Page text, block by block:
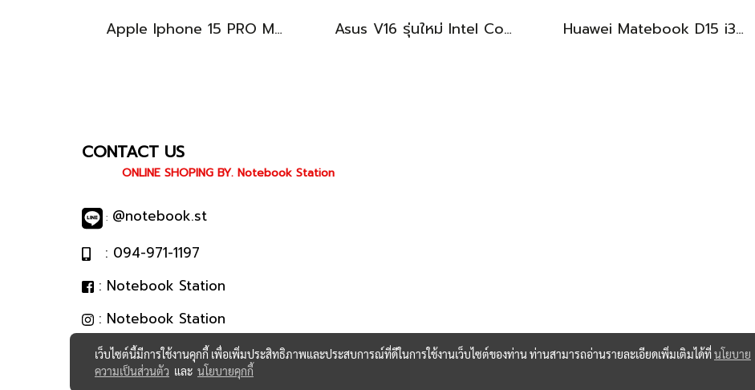
Apple Iphone 15 PRO MAX NATURAL TITANIUM 256GB สุขภาพแบต 87% อุปกรณ์ครบกล่อง ขายเพียง 11,990.- Asus V16 รุ่นใหม่ Intel Core5-210H RTX-4050(6GB) Ram16 512GB M.2 จอ16นิ้ว WUXGA 144Hz จอสวย สเปคสูง ดีไซน์ตัวเครื่องเรียบสวยดูทันสมัย พร้แมประกันศูนย์ยาวๆถึงปี2028 ขายในราคาสุดตุ้มเพียง 25,990.-เท่านั้น Huawei Matebook D15 i3-10110U Ram8 256GB M.2 จอ15.6นิ้ว FHD IPS 60hz สเปคทำงานทั่วไป หน้าจอใหญ่ ดีไซน์เครื่องบางเบา เครื่องพร้อมใช้งาน ขายถูกเพียง 6,990.-เท่านั้น
CONTACT US
ONLINE SHOPING BY. Notebook Station
: @notebook.st
: 094-971-1197
: Notebook Station
: Notebook Station
เว็บไซต์นี้มีการใช้งานคุกกี้ เพื่อเพิ่มประสิทธิภาพและประสบการณ์ที่ดีในการใช้งานเว็บไซต์ของท่าน ท่านสามารถอ่านรายละเอียดเพิ่มเติมได้ที่นโยบาย
ความเป็นส่วนตัว และ นโยบายคุกกี้